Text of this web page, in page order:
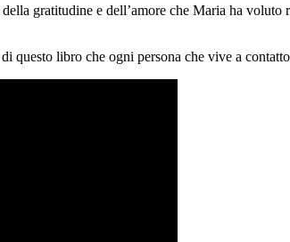
gratitudine e dell’amore che Maria ha
questo libro che ogni persona che vive a